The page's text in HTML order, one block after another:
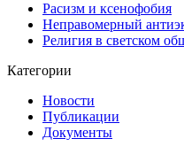
Расизм и ксенофобия
Неправомерный
Религия в светском
Категории
Новости
Публикации
Документы